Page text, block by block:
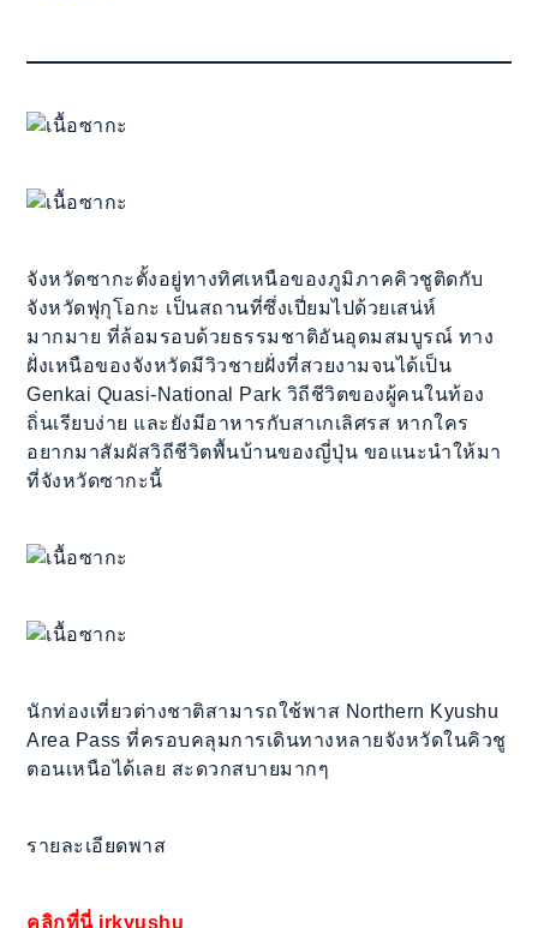
จังหวัดซากะตั้งอยู่ทางทิศเหนือของภูมิภาคคิวชูติดกับ
จังหวัดฟุกุโอกะ เป็นสถานที่ซึ่งเปี่ยมไปด้วยเสน่ห์
มากมาย ที่ล้อมรอบด้วยธรรมชาติอันอุดมสมบูรณ์ ทาง
ฝั่งเหนือของจังหวัดมีวิวชายฝั่งที่สวยงามจนได้เป็น
Genkai Quasi-National Park วิถีชีวิตของผู้คนในท้อง
ถิ่นเรียบง่าย และยังมีอาหารกับสาเกเลิศรส หากใคร
อยากมาสัมผัสวิถีชีวิตพื้นบ้านของญี่ปุ่น ขอแนะนำให้มา
ที่จังหวัดซากะนี้
นักท่องเที่ยวต่างชาติสามารถใช้พาส Northern Kyushu
Area Pass ที่ครอบคลุมการเดินทางหลายจังหวัดในคิวชู
ตอนเหนือได้เลย สะดวกสบายมากๆ
รายละเอียดพาส
คลิกที่นี่ jrkyushu